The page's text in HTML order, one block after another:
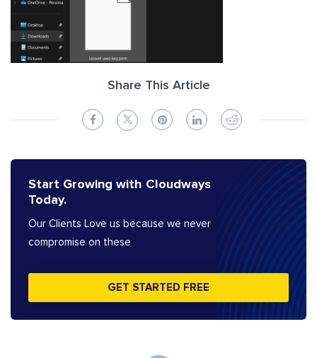
Share This Article
Start Growing with Cloudways
Today.
Our Clients Love us because we never
compromise on these
GET STARTED FREE